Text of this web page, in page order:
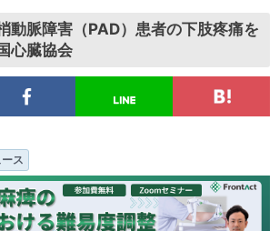
動脈障害（PAD）患者の下肢疼痛を
心臓協会
ス